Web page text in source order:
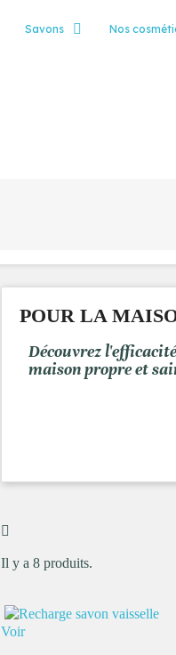
Savons Nos
POUR LA
Découvrez
maison propre et
Il y a 8 produits.
Voir